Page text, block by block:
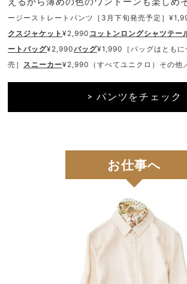
ージーストレートパンツ［3月下旬発売予定］
クスジャケット ¥2,990 コットンロングシャツテー
ートバッグ¥2,990バッグ¥1,990［バッグはともに
売］
スニーカー¥2,990（すべてユニクロ）その他
> パンツをチェック
お仕事へ